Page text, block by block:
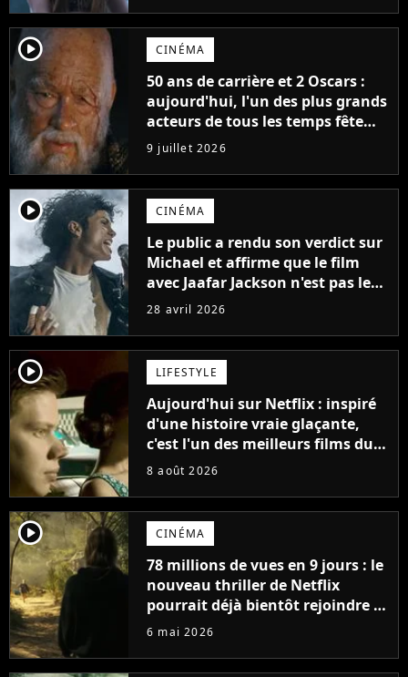
player2 CINÉMA
50 ans de carrière et 2 Oscars :
aujourd'hui, l'un des plus grands
acteurs de tous les temps fête
ses 70 ans
9 juillet 2026
player2 CINÉMA
Le public a rendu son verdict sur
Michael et affirme que le film
avec Jaafar Jackson n'est pas le
meilleur biopic musical de 2026.
28 avril 2026
player2 LIFESTYLE
Aujourd'hui sur Netflix : inspiré
d'une histoire vraie glaçante,
c'est l'un des meilleurs films du
21ème siècle
8 août 2026
player2 CINÉMA
78 millions de vues en 9 jours : le
nouveau thriller de Netflix
pourrait déjà bientôt rejoindre le
top 10 des films les plus vus de
6 mai 2026